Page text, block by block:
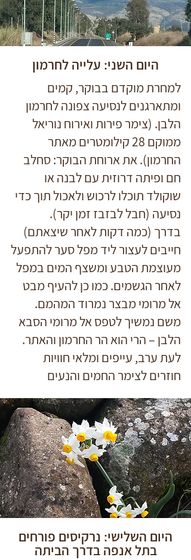
היום השני: עלייה לחרמון
למחרת מוקדם בבוקר, קמים
ומתארגנים לנסיעה צפונה לחרמון
הלבן. (צימר פירות ואירוח נוריאל
ממוקם 28 קילומטרים מאתר
החרמון). את ארוחת הבוקר: סחלב
חם ופיתה דרוזית עם לבנה או
שוקולד תוכלו לרכוש ולאכול תוך כדי
נסיעה (חבל לבזבז זמן יקר).
בדרך (כמה דקות לאחר שיצאתם)
חייבים לעצור ליד מפל סער להתפעל
מעוצמת הטבע ומשצף המים במפל
לאחר הגשמים. כמו כן להעיף מבט
אל מרומי מבצר נמרוד המהמם.
משם נמשיך לטפס אל מרומי הסבא
הלבן – הרי הוא הר החרמון והאתר.
לעת ערב, עייפים ומלאי חוויות
חוזרים לצימר החמים והנעים
היום השלישי: נרקיסים פורחים
בתל אנפה בדרך הביתה